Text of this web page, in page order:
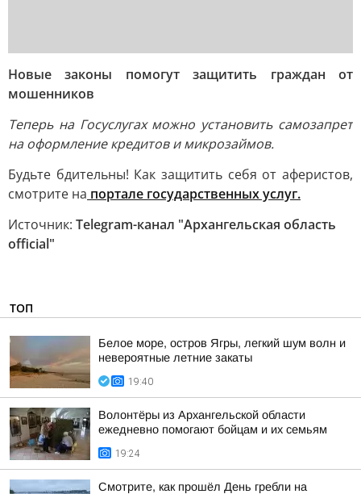
Новые законы помогут защитить граждан от
мошенников
Теперь на Госуслугах можно установить самозапрет
на оформление кредитов и микрозаймов.
Будьте бдительны! Как защитить себя от аферистов,
смотрите на портале государственных услуг.
Источник: Telegram-канал "Архангельская область
official"
ТОП
Белое море, остров Ягры, легкий шум волн и
невероятные летние закаты
19:40
Волонтёры из Архангельской области
ежедневно помогают бойцам и их семьям
19:24
Смотрите, как прошёл День гребли на